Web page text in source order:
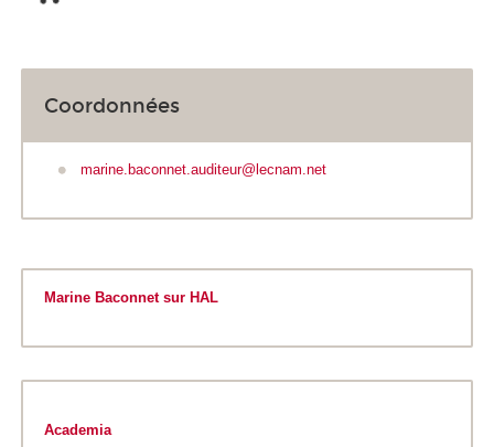
Coordonnées
marine.baconnet.auditeur@lecnam.net
Marine Baconnet sur HAL
Academia